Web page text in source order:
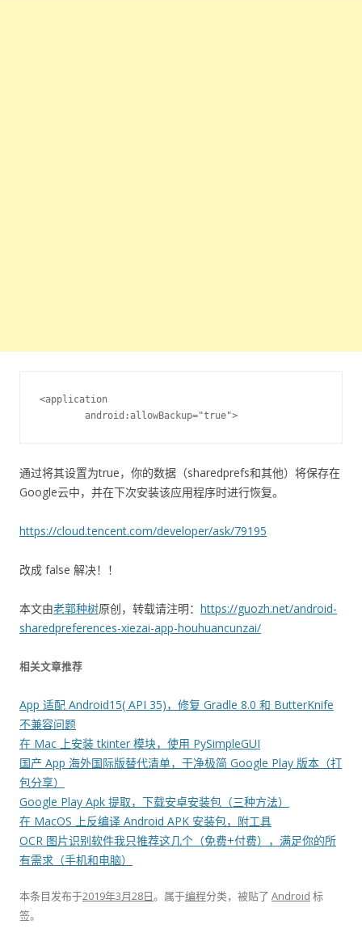
<application
        android
: allowBackup="true">
通过将其设置为true，你的数据（sharedprefs和其他）将保存在
Google云中，并在下次安装该应用程序时进行恢复。
https://cloud.tencent.com/developer/ask/79195
改成 false 解决！！
本文由老郭种树原创，转载请注明： https://guozh.net/android-
sharedpreferences-xiezai-app-houhuancunzai/
相关文章推荐
App 适配 Android15( API 35)，修复 Gradle 8.0 和 ButterKnife
不兼容问题
在 Mac 上安装 tkinter 模块，使用 PySimpleGUI
国产 App 海外国际版替代清单，干净极简 Google Play 版本（打
包分享）
Google Play Apk 提取，下载安卓安装包（三种方法）
在 MacOS 上反编译 Android APK 安装包，附工具
OCR 图片识别软件我只推荐这几个（免费+付费），满足你的所
有需求（手机和电脑）
本条目发布于2019年3月28日。属于编程分类，被贴了 Android 标
签。